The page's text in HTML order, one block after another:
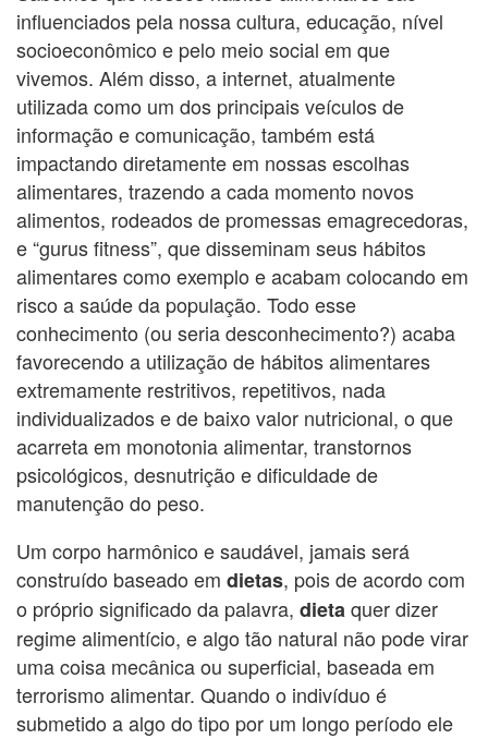
influenciados pela nossa cultura, educação, nível
socioeconômico e pelo meio social em que
vivemos. Além disso, a internet, atualmente
utilizada como um dos principais veículos de
informação e comunicação, também está
impactando diretamente em nossas escolhas
alimentares, trazendo a cada momento novos
alimentos, rodeados de promessas emagrecedoras,
e “gurus fitness”, que disseminam seus hábitos
alimentares como exemplo e acabam colocando em
risco a saúde da população. Todo esse
conhecimento (ou seria desconhecimento?) acaba
favorecendo a utilização de hábitos alimentares
extremamente restritivos, repetitivos, nada
individualizados e de baixo valor nutricional, o que
acarreta em monotonia alimentar, transtornos
psicológicos, desnutrição e dificuldade de
manutenção do peso.
Um corpo harmônico e saudável, jamais será
construído baseado em dietas, pois de acordo com
o próprio significado da palavra, dietaquer dizer
regime alimentício, e algo tão natural não pode virar
uma coisa mecânica ou superficial, baseada em
terrorismo alimentar. Quando o indivíduo é
submetido a algo do tipo por um longo período ele